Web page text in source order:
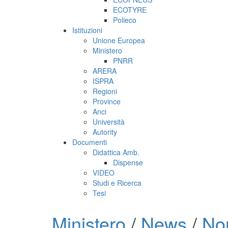
ECOTYRE
Polieco
Istituzioni
Unione Europea
Ministero
PNRR
ARERA
ISPRA
Regioni
Province
Anci
Università
Autority
Documenti
Didattica Amb.
Dispense
VIDEO
Studi e Ricerca
Tesi